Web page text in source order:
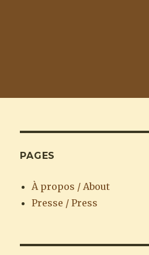
PAGES
À propos / About
Presse / Press